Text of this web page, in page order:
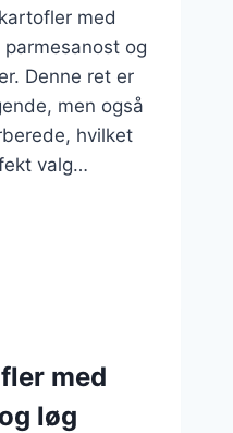
med
og
Denne ret er
men også
hvilket
valg…
med
løg